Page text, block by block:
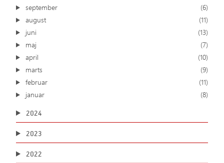
september
(6)
august
(11)
juni
(13)
maj
(7)
april
(10)
marts
(9)
februar
(11)
januar
(8)
2024
2023
2022